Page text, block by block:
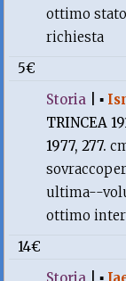
ottimo
richiesta
5€
Storia |▪
TRINCEA
1977, 277.
ultima--
ottimo
14€